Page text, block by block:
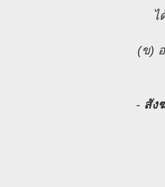
ไ
(ข)
- สัง